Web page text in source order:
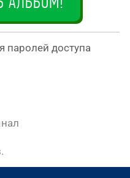
паро­лей досту­па